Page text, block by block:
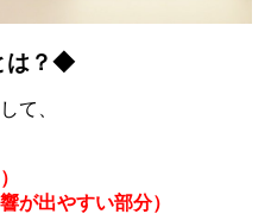
は？◆
て、
が出やすい部分）